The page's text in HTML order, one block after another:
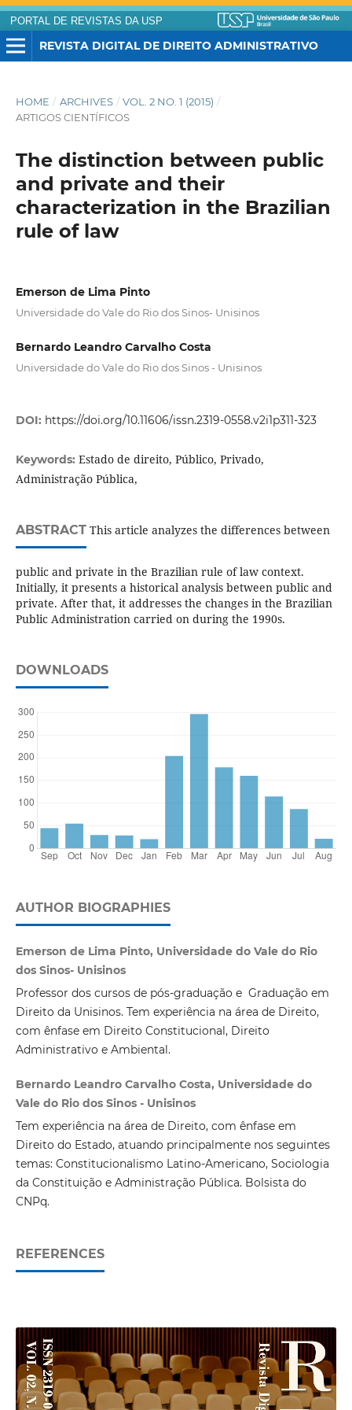
PORTAL DE REVISTAS DA USP
REVISTA DIGITAL DE DIREITO ADMINISTRATIVO
HOME / ARCHIVES / VOL. 2 NO. 1 (2015) /
ARTIGOS CIENTÍFICOS
The distinction between public
and private and their
characterization in the Brazilian
rule of law
Emerson de Lima Pinto
Universidade do Vale do Rio dos Sinos- Unisinos
Bernardo Leandro Carvalho Costa
Universidade do Vale do Rio dos Sinos - Unisinos
DOI: https://doi.org/10.11606/issn.2319-0558.v2i1p311-323
Keywords: Estado de direito, Público, Privado,
Administração Pública,
ABSTRACTThis article analyzes the differences between
public and private in the Brazilian rule of law context.
Initially, it presents a historical analysis between public and
private. After that, it addresses the changes in the Brazilian
Public Administration carried on during the 1990s.
DOWNLOADS
AUTHOR BIOGRAPHIES
Emerson de Lima Pinto, Universidade do Vale do Rio
dos Sinos- Unisinos
Professor dos cursos de pós-graduação e Graduação em
Direito da Unisinos. Tem experiência na área de Direito,
com ênfase em Direito Constitucional, Direito
Administrativo e Ambiental.
Bernardo Leandro Carvalho Costa, Universidade do
Vale do Rio dos Sinos - Unisinos
Tem experiência na área de Direito, com ênfase em
Direito do Estado, atuando principalmente nos seguintes
temas: Constitucionalismo Latino-Americano, Sociologia
da Constituição e Administração Pública. Bolsista do
CNPq.
REFERENCES